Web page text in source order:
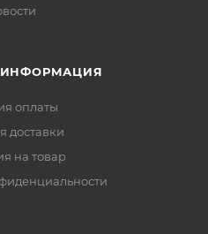
оплаты
доставки
на товар